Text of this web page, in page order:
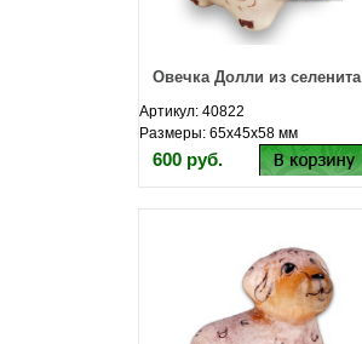
Овечка Долли из селенита
Артикул: 40822
Размеры: 65х45х58 мм
600 руб.